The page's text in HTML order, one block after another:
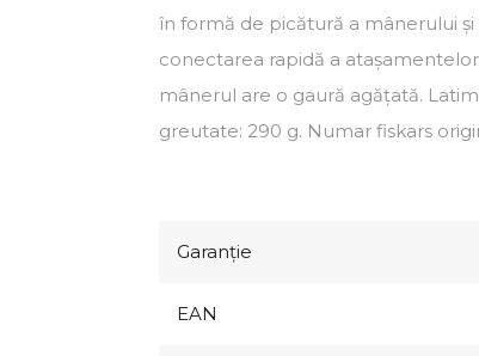
în formă de picătură a mânerului
conectarea rapidă a
mânerul are o gaură agățată.
greutate: 290 g. Numar fiskars
Garanţie
EAN